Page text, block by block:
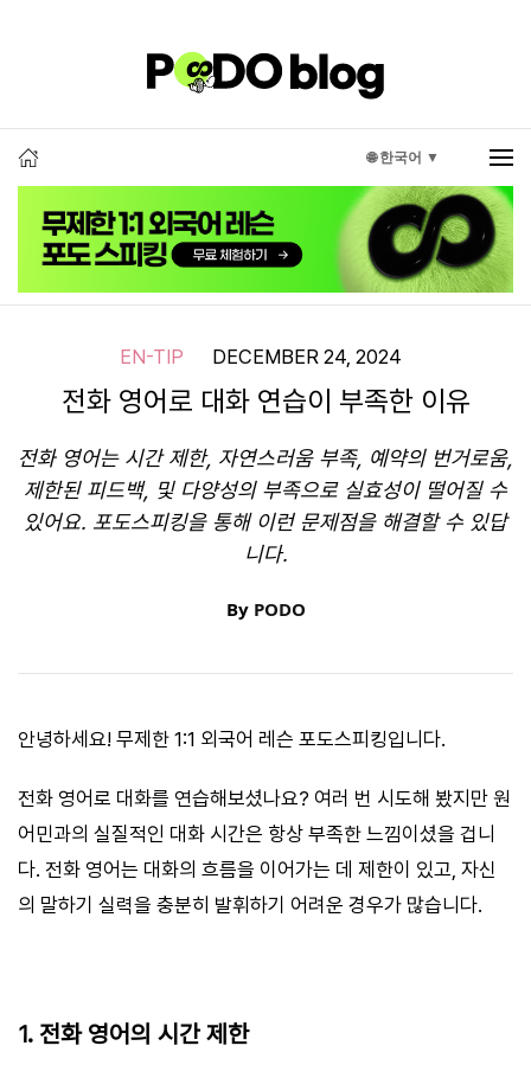
🌐 한국어 ▼
EN-TIP DECEMBER 24, 2024
전화 영어로 대화 연습이 부족한 이유
전화 영어는 시간 제한, 자연스러움 부족, 예약의 번거로움,
제한된 피드백, 및 다양성의 부족으로 실효성이 떨어질 수
있어요. 포도스피킹을 통해 이런 문제점을 해결할 수 있답
니다.
By PODO
안녕하세요! 무제한 1:1 외국어 레슨 포도스피킹입니다.
전화 영어로 대화를 연습해보셨나요? 여러 번 시도해 봤지만 원
어민과의 실질적인 대화 시간은 항상 부족한 느낌이셨을 겁니
다. 전화 영어는 대화의 흐름을 이어가는 데 제한이 있고, 자신
의 말하기 실력을 충분히 발휘하기 어려운 경우가 많습니다.
1. 전화 영어의 시간 제한